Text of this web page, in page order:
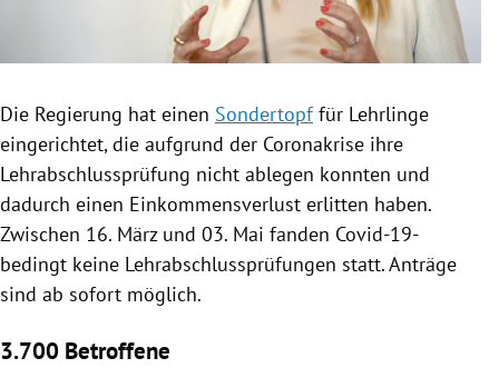
Untermenü
Die Regierung hat einen Sondertopffür Lehrlinge
eingerichtet, die aufgrund der Coronakrise ihre
Lehrabschlussprüfung nicht ablegen konnten und
dadurch einen Einkommensverlust erlitten haben.
Zwischen 16. März und 03. Mai fanden Covid-19-
bedingt keine Lehrabschlussprüfungen statt. Anträge
sind ab sofort möglich.
3.700 Betroffene